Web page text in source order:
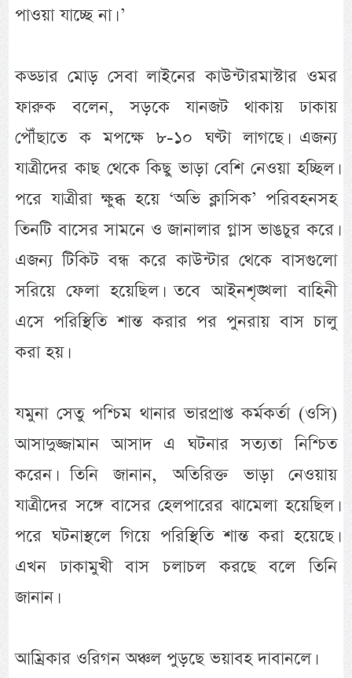
পাওয়া যাচ্ছে না। ’
কড্ডার মোড় সেবা লাইনের কাউন্টারমাস্টার ওমর
ফারুক বলেন, সড়কে যানজট থাকায় ঢাকায়
পৌঁছাতে ক মপক্ষে ৮-১০ ঘণ্টা লাগছে। এজন্য
যাত্রীদের কাছ থেকে কিছু ভাড়া বেশি নেওয়া হচ্ছিল।
পরে যাত্রীরা ক্ষুব্ধ হয়ে ‘অভি ক্লাসিক’ পরিবহনসহ
তিনটি বাসের সামনে ও জানালার গ্লাস ভাঙচুর করে।
এজন্য টিকিট বন্ধ করে কাউন্টার থেকে বাসগুলো
সরিয়ে ফেলা হয়েছিল। তবে আইনশৃঙ্খলা বাহিনী
এসে পরিস্থিতি শান্ত করার পর পুনরায় বাস চালু
করা হয়।
যমুনা সেতু পশ্চিম থানার ভারপ্রাপ্ত কর্মকর্তা (ওসি)
আসাদুজ্জামান আসাদ এ ঘটনার সত্যতা নিশ্চিত
করেন। তিনি জানান, অতিরিক্ত ভাড়া নেওয়ায়
যাত্রীদের সঙ্গে বাসের হেলপারের ঝামেলা হয়েছিল।
পরে ঘটনাস্থলে গিয়ে পরিস্থিতি শান্ত করা হয়েছে।
এখন ঢাকামুখী বাস চলাচল করছে বলে তিনি
জানান।
আম্রিকার ওরিগন অঞ্চল পুড়ছে ভয়াবহ দাবানলে।